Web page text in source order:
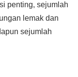
penting, sejumlah
lemak dan
sejumlah